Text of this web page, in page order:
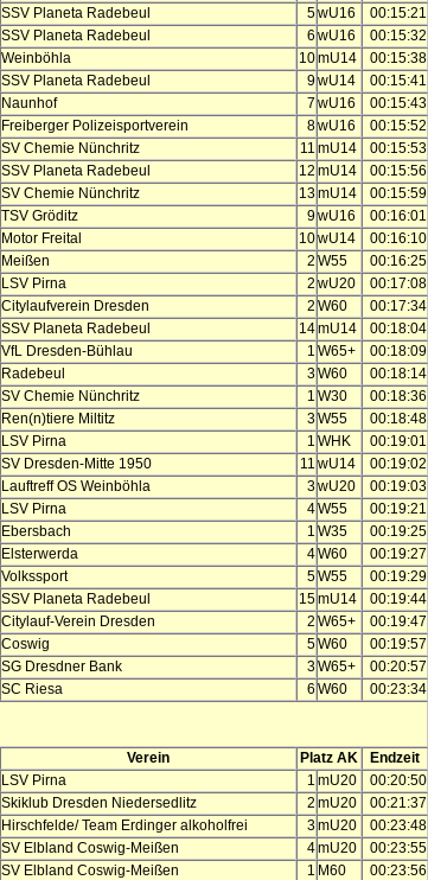
SSV Planeta Radebeul 5wU16
00:15:21
SSV Planeta Radebeul 6 wU16
00:15:32
Weinböhla 10mU14
00:15:38
SSV Planeta Radebeul 9wU14
00:15:41
Naunhof 7 wU16
00:15:43
Freiberger Polizeisportverein 8wU16
00:15:52
SV Chemie Nünchritz 11 mU14
00:15:53
SSV Planeta Radebeul 12 mU14
00:15:56
SV Chemie Nünchritz 13mU14
00:15:59
TSV Gröditz 9wU16
00:16:01
Motor Freital 10wU14
00:16:10
Meißen 2 W55
00:16:25
LSV Pirna 2 wU20
00:17:08
Citylaufverein Dresden 2 W60
00:17:34
SSV Planeta Radebeul 14mU14
00:18:04
VfL Dresden-Bühlau 1 W65+
00:18:09
Radebeul 3W60
00:18:14
SV Chemie Nünchritz 1 W30
00:18:36
Ren(n)tiere Miltitz 3W55
00:18:48
LSV Pirna 1 WHK
00:19:01
SV Dresden-Mitte 1950 11 wU14
00:19:02
Lauftreff OS Weinböhla 3wU20
00:19:03
LSV Pirna 4W55
00:19:21
Ebersbach 1 W35
00:19:25
Elsterwerda 4W60
00:19:27
Volkssport 5W55
00:19:29
SSV Planeta Radebeul 15mU14
00:19:44
Citylauf-Verein Dresden 2 W65+
00:19:47
Coswig 5W60
00:19:57
SG Dresdner Bank 3W65+
00:20:57
SC Riesa 6 W60 00:23:34
Verein Platz AK
Endzeit
LSV Pirna 1 mU20
00:20:50
Skiklub Dresden Niedersedlitz 2 mU20
00:21:37
Hirschfelde/ Team Erdinger alkoholfrei 3mU20
00:23:48
SV Elbland Coswig-Meißen 4mU20
00:23:55
SV Elbland Coswig-Meißen 1 M60
00:23:56